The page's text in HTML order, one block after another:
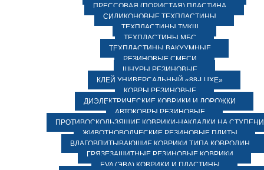
ПРЕССОВАЯ (ПОРИСТАЯ) ПЛАСТИНА
СИЛИКОНОВЫЕ ТЕХПЛАСТИНЫ
ТЕХПЛАСТИНЫ ТМКЩ
ТЕХПЛАСТИНЫ МБС
ТЕХПЛАСТИНЫ ВАКУУМНЫЕ
РЕЗИНОВЫЕ СМЕСИ
ШНУРЫ РЕЗИНОВЫЕ
КЛЕЙ УНИВЕРСАЛЬНЫЙ «88-LUXE»
КОВРЫ РЕЗИНОВЫЕ
ДИЭЛЕКТРИЧЕСКИЕ КОВРИКИ И ДОРОЖКИ
АВТОКОВРЫ РЕЗИНОВЫЕ
ПРОТИВОСКОЛЬЗЯЩИЕ КОВРИКИ-НАКЛАДКИ НА СТУПЕНИ
ЖИВОТНОВОДЧЕСКИЕ РЕЗИНОВЫЕ ПЛИТЫ
ВЛАГОВПИТЫВАЮЩИЕ КОВРИКИ ТИПА КОВРОЛИН
ГРЯЗЕЗАЩИТНЫЕ РЕЗИНОВЫЕ КОВРИКИ
EVA (ЭВА) КОВРИКИ И ПЛАСТИНЫ